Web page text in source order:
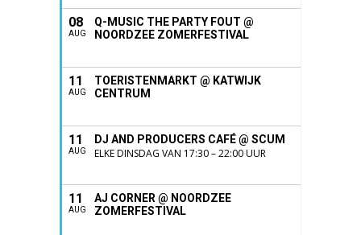
08
AUG
Q-MUSIC THE PARTY FOUT @
NOORDZEE ZOMERFESTIVAL
11
AUG
TOERISTENMARKT @ KATWIJK
CENTRUM
11
AUG
DJ AND PRODUCERS CAFÉ @ SCUM
ELKE DINSDAG VAN 17:30 – 22:00 UUR
11
AUG
AJ CORNER @ NOORDZEE
ZOMERFESTIVAL